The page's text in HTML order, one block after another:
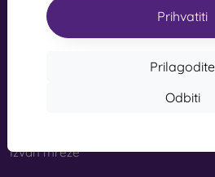
Prihvatiti
Prilagodite
Odbiti
s kvalitetnom izradom
dodatak. Uglavnom su
markama su Karl Lagerfeld,
se koristi samo jedan materijal,
info@mobilonline.sk
Izvan mreže